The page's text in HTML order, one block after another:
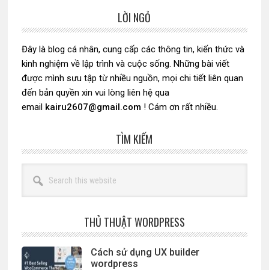
chính
LỜI NGỎ
Đây là blog cá nhân, cung cấp các thông tin, kiến thức và
kinh nghiệm về lập trình và cuộc sống. Những bài viết
được mình sưu tập từ nhiều nguồn, mọi chi tiết liên quan
đến bản quyền xin vui lòng liên hệ qua
email kairu2607@gmail.com ! Cám ơn rất nhiều.
TÌM KIẾM
this
website
THỦ THUẬT WORDPRESS
Cách sử dụng UX builder
wordpress